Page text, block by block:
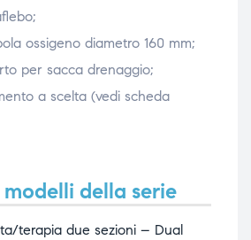
ossigeno diametro 160 mm;
per sacca drenaggio;
a scelta (vedi scheda
della serie
terapia due sezioni – Dual